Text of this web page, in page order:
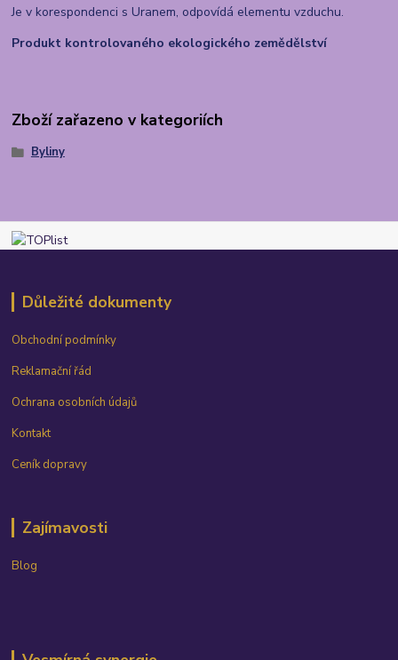
Je v korespondenci s Uranem, odpovídá elementu vzduchu.
Produkt kontrolovaného ekologického zemědělství
Zboží zařazeno v kategoriích
Byliny
Důležité dokumenty
Obchodní podmínky
Reklamační řád
Ochrana osobních údajů
Kontakt
Ceník dopravy
Zajímavosti
Blog